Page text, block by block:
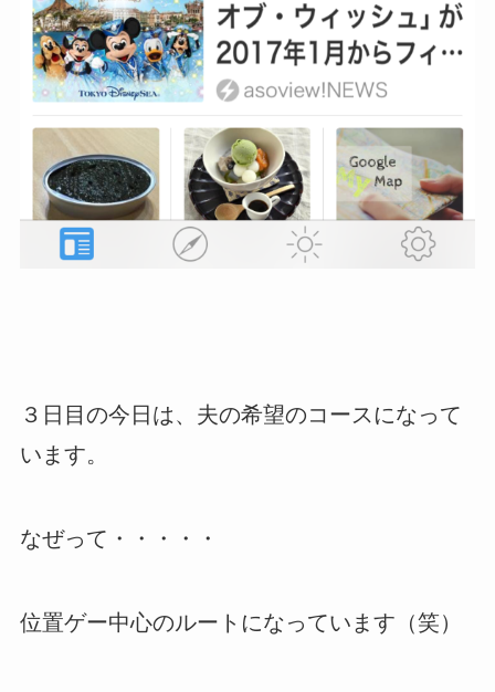
３日目の今日は、夫の希望のコースになって
います。
なぜって・・・・・
位置ゲー中心のルートになっています（笑）